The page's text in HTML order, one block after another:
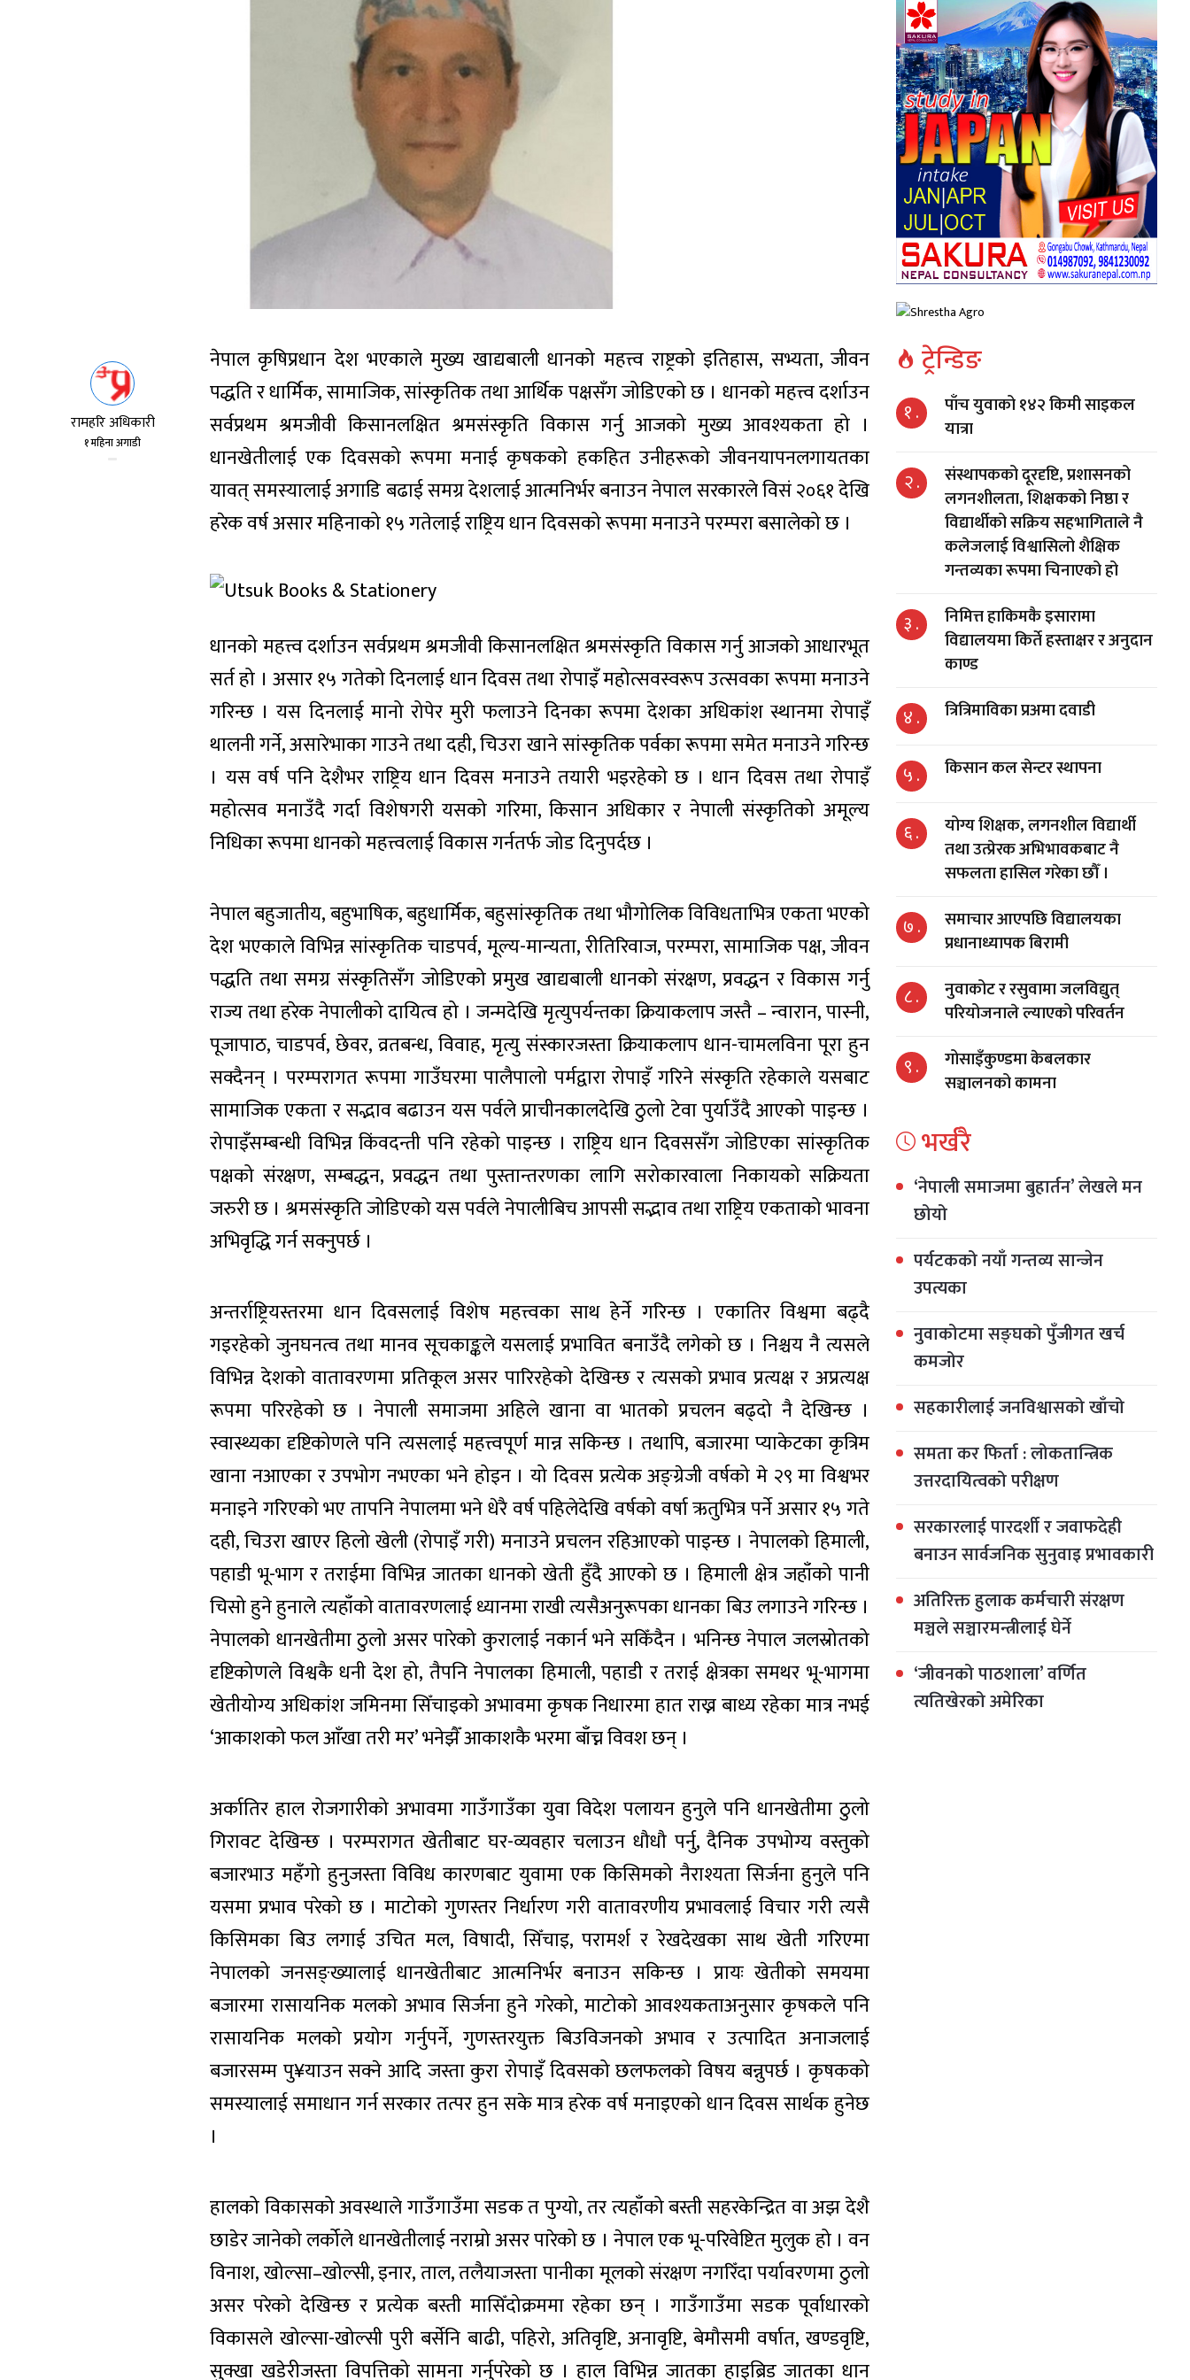
रामहरि अधिकारी
१ महिना अगाडी
नेपाल कृषिप्रधान देश भएकाले मुख्य खाद्यबाली धानको महत्त्व राष्ट्रको इतिहास, सभ्यता, जीवन
पद्धति र धार्मिक, सामाजिक, सांस्कृतिक तथा आर्थिक पक्षसँग जोडिएको छ । धानको महत्त्व दर्शाउन
सर्वप्रथम श्रमजीवी किसानलक्षित श्रमसंस्कृति विकास गर्नु आजको मुख्य आवश्यकता हो ।
धानखेतीलाई एक दिवसको रूपमा मनाई कृषकको हकहित उनीहरूको जीवनयापनलगायतका
यावत् समस्यालाई अगाडि बढाई समग्र देशलाई आत्मनिर्भर बनाउन नेपाल सरकारले विसं २०६१ देखि
हरेक वर्ष असार महिनाको १५ गतेलाई राष्ट्रिय धान दिवसको रूपमा मनाउने परम्परा बसालेको छ ।
धानको महत्त्व दर्शाउन सर्वप्रथम श्रमजीवी किसानलक्षित श्रमसंस्कृति विकास गर्नु आजको आधारभूत
सर्त हो । असार १५ गतेको दिनलाई धान दिवस तथा रोपाइँ महोत्सवस्वरूप उत्सवका रूपमा मनाउने
गरिन्छ । यस दिनलाई मानो रोपेर मुरी फलाउने दिनका रूपमा देशका अधिकांश स्थानमा रोपाइँ
थालनी गर्ने, असारेभाका गाउने तथा दही, चिउरा खाने सांस्कृतिक पर्वका रूपमा समेत मनाउने गरिन्छ
। यस वर्ष पनि देशैभर राष्ट्रिय धान दिवस मनाउने तयारी भइरहेको छ । धान दिवस तथा रोपाइँ
महोत्सव मनाउँदै गर्दा विशेषगरी यसको गरिमा, किसान अधिकार र नेपाली संस्कृतिको अमूल्य
निधिका रूपमा धानको महत्त्वलाई विकास गर्नतर्फ जोड दिनुपर्दछ ।
नेपाल बहुजातीय, बहुभाषिक, बहुधार्मिक, बहुसांस्कृतिक तथा भौगोलिक विविधताभित्र एकता भएको
देश भएकाले विभिन्न सांस्कृतिक चाडपर्व, मूल्य-मान्यता, रीतिरिवाज, परम्परा, सामाजिक पक्ष, जीवन
पद्धति तथा समग्र संस्कृतिसँग जोडिएको प्रमुख खाद्यबाली धानको संरक्षण, प्रवद्धन र विकास गर्नु
राज्य तथा हरेक नेपालीको दायित्व हो । जन्मदेखि मृत्युपर्यन्तका क्रियाकलाप जस्तै – न्वारान, पास्नी,
पूजापाठ, चाडपर्व, छेवर, व्रतबन्ध, विवाह, मृत्यु संस्कारजस्ता क्रियाकलाप धान-चामलविना पूरा हुन
सक्दैनन् । परम्परागत रूपमा गाउँघरमा पालैपालो पर्मद्वारा रोपाइँ गरिने संस्कृति रहेकाले यसबाट
सामाजिक एकता र सद्भाव बढाउन यस पर्वले प्राचीनकालदेखि ठुलो टेवा पुर्याउँदै आएको पाइन्छ ।
रोपाइँसम्बन्धी विभिन्न किंवदन्ती पनि रहेको पाइन्छ । राष्ट्रिय धान दिवससँग जोडिएका सांस्कृतिक
पक्षको संरक्षण, सम्बद्धन, प्रवद्धन तथा पुस्तान्तरणका लागि सरोकारवाला निकायको सक्रियता
जरुरी छ । श्रमसंस्कृति जोडिएको यस पर्वले नेपालीबिच आपसी सद्भाव तथा राष्ट्रिय एकताको भावना
अभिवृद्धि गर्न सक्नुपर्छ ।
अन्तर्राष्ट्रियस्तरमा धान दिवसलाई विशेष महत्त्वका साथ हेर्ने गरिन्छ । एकातिर विश्वमा बढ्दै
गइरहेको जुनघनत्व तथा मानव सूचकाङ्कले यसलाई प्रभावित बनाउँदै लगेको छ । निश्चय नै त्यसले
विभिन्न देशको वातावरणमा प्रतिकूल असर पारिरहेको देखिन्छ र त्यसको प्रभाव प्रत्यक्ष र अप्रत्यक्ष
रूपमा परिरहेको छ । नेपाली समाजमा अहिले खाना वा भातको प्रचलन बढ्दो नै देखिन्छ ।
स्वास्थ्यका दृष्टिकोणले पनि त्यसलाई महत्त्वपूर्ण मान्न सकिन्छ । तथापि, बजारमा प्याकेटका कृत्रिम
खाना नआएका र उपभोग नभएका भने होइन । यो दिवस प्रत्येक अङ्ग्रेजी वर्षको मे २९ मा विश्वभर
मनाइने गरिएको भए तापनि नेपालमा भने धेरै वर्ष पहिलेदेखि वर्षको वर्षा ऋतुभित्र पर्ने असार १५ गते
दही, चिउरा खाएर हिलो खेली (रोपाइँ गरी) मनाउने प्रचलन रहिआएको पाइन्छ । नेपालको हिमाली,
पहाडी भू-भाग र तराईमा विभिन्न जातका धानको खेती हुँदै आएको छ । हिमाली क्षेत्र जहाँको पानी
चिसो हुने हुनाले त्यहाँको वातावरणलाई ध्यानमा राखी त्यसैअनुरूपका धानका बिउ लगाउने गरिन्छ ।
नेपालको धानखेतीमा ठुलो असर पारेको कुरालाई नकार्न भने सकिँदैन । भनिन्छ नेपाल जलस्रोतको
दृष्टिकोणले विश्वकै धनी देश हो, तैपनि नेपालका हिमाली, पहाडी र तराई क्षेत्रका समथर भू-भागमा
खेतीयोग्य अधिकांश जमिनमा सिँचाइको अभावमा कृषक निधारमा हात राख्न बाध्य रहेका मात्र नभई
‘आकाशको फल आँखा तरी मर’ भनेझैँ आकाशकै भरमा बाँच्न विवश छन् ।
अर्कातिर हाल रोजगारीको अभावमा गाउँगाउँका युवा विदेश पलायन हुनुले पनि धानखेतीमा ठुलो
गिरावट देखिन्छ । परम्परागत खेतीबाट घर-व्यवहार चलाउन धौधौ पर्नु, दैनिक उपभोग्य वस्तुको
बजारभाउ महँगो हुनुजस्ता विविध कारणबाट युवामा एक किसिमको नैराश्यता सिर्जना हुनुले पनि
यसमा प्रभाव परेको छ । माटोको गुणस्तर निर्धारण गरी वातावरणीय प्रभावलाई विचार गरी त्यसै
किसिमका बिउ लगाई उचित मल, विषादी, सिँचाइ, परामर्श र रेखदेखका साथ खेती गरिएमा
नेपालको जनसङ्ख्यालाई धानखेतीबाट आत्मनिर्भर बनाउन सकिन्छ । प्रायः खेतीको समयमा
बजारमा रासायनिक मलको अभाव सिर्जना हुने गरेको, माटोको आवश्यकताअनुसार कृषकले पनि
रासायनिक मलको प्रयोग गर्नुपर्ने, गुणस्तरयुक्त बिउविजनको अभाव र उत्पादित अनाजलाई
बजारसम्म पु¥याउन सक्ने आदि जस्ता कुरा रोपाइँ दिवसको छलफलको विषय बन्नुपर्छ । कृषकको
समस्यालाई समाधान गर्न सरकार तत्पर हुन सके मात्र हरेक वर्ष मनाइएको धान दिवस सार्थक हुनेछ
।
हालको विकासको अवस्थाले गाउँगाउँमा सडक त पुग्यो, तर त्यहाँको बस्ती सहरकेन्द्रित वा अझ देशै
छाडेर जानेको लर्कोले धानखेतीलाई नराम्रो असर पारेको छ । नेपाल एक भू-परिवेष्टित मुलुक हो । वन
विनाश, खोल्सा–खोल्सी, इनार, ताल, तलैयाजस्ता पानीका मूलको संरक्षण नगरिँदा पर्यावरणमा ठुलो
असर परेको देखिन्छ र प्रत्येक बस्ती मासिँदोक्रममा रहेका छन् । गाउँगाउँमा सडक पूर्वाधारको
विकासले खोल्सा-खोल्सी पुरी बर्सेनि बाढी, पहिरो, अतिवृष्टि, अनावृष्टि, बेमौसमी वर्षात, खण्डवृष्टि,
सुक्खा खडेरीजस्ता विपत्तिको सामना गर्नुपरेको छ । हाल विभिन्न जातका हाइब्रिड जातका धान
ट्रेन्डिङ
१ .
पाँच युवाको १४२ किमी साइकल
यात्रा
२ .
संस्थापकको दूरदृष्टि, प्रशासनको
लगनशीलता, शिक्षकको निष्ठा र
विद्यार्थीको सक्रिय सहभागिताले नै
कलेजलाई विश्वासिलो शैक्षिक
गन्तव्यका रूपमा चिनाएको हो
३ .
निमित्त हाकिमकै इसारामा
विद्यालयमा किर्ते हस्ताक्षर र अनुदान
काण्ड
४ . त्रित्रिमाविका प्रअमा दवाडी
५ . किसान कल सेन्टर स्थापना
६ .
योग्य शिक्षक, लगनशील विद्यार्थी
तथा उत्प्रेरक अभिभावकबाट नै
सफलता हासिल गरेका छौँ ।
७ .
समाचार आएपछि विद्यालयका
प्रधानाध्यापक बिरामी
८ .
नुवाकोट र रसुवामा जलविद्युत्
परियोजनाले ल्याएको परिवर्तन
९ .
गोसाइँकुण्डमा केबलकार
सञ्चालनको कामना
भर्खरै
‘नेपाली समाजमा बुहार्तन’ लेखले मन
छोयो
पर्यटकको नयाँ गन्तव्य सान्जेन
उपत्यका
नुवाकोटमा सङ्घको पुँजीगत खर्च
कमजोर
सहकारीलाई जनविश्वासको खाँचो
समता कर फिर्ता : लोकतान्त्रिक
उत्तरदायित्वको परीक्षण
सरकारलाई पारदर्शी र जवाफदेही
बनाउन सार्वजनिक सुनुवाइ प्रभावकारी
अतिरिक्त हुलाक कर्मचारी संरक्षण
मञ्चले सञ्चारमन्त्रीलाई घेर्ने
‘जीवनको पाठशाला’ वर्णित
त्यतिखेरको अमेरिका